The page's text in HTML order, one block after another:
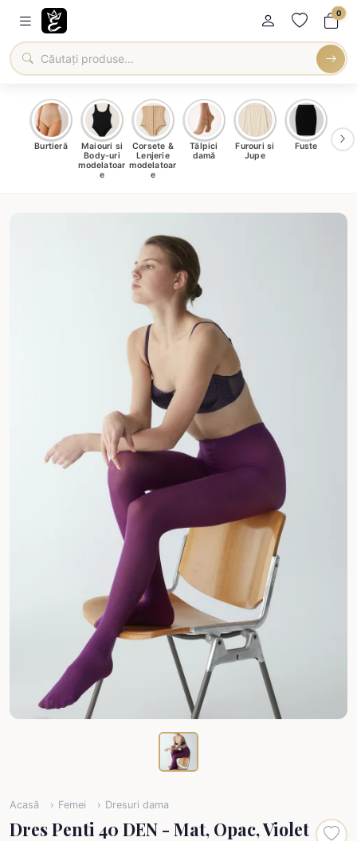
0
Burtieră
Maiouri si
Body-uri
modelatoar
e
Corsete &
Lenjerie
modelatoar
e
Tălpici
damă
Furouri si
Jupe
Fuste
Acasă Femei Dresuri dama
Dres Penti 40 DEN - Mat, Opac, Violet